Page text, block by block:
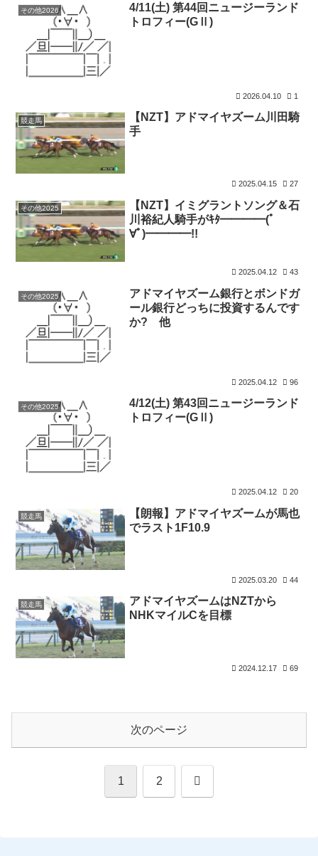
その他2026
4/11(土) 第44回ニュージーランド
トロフィー(GⅡ)
2026.04.10 1
競走馬
【NZT】アドマイヤズーム川田騎
手
2025.04.15 27
その他2025
【NZT】イミグラントソング＆石
川裕紀人騎手がｷﾀ━━━━(ﾟ
∀ﾟ)━━━━!!
2025.04.12 43
その他2025
アドマイヤズーム銀行とボンドガ
ール銀行どっちに投資するんです
か? 他
2025.04.12 96
その他2025
4/12(土) 第43回ニュージーランド
トロフィー(GⅡ)
2025.04.12 20
競走馬
【朗報】アドマイヤズームが馬也
でラスト1F10.9
2025.03.20 44
競走馬
アドマイヤズームはNZTから
NHKマイルCを目標
2024.12.17 69
次のページ
1 2 次